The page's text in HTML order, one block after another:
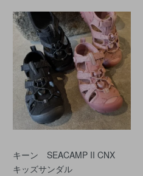
キーン SEACAMP II CNX
キッズサンダル